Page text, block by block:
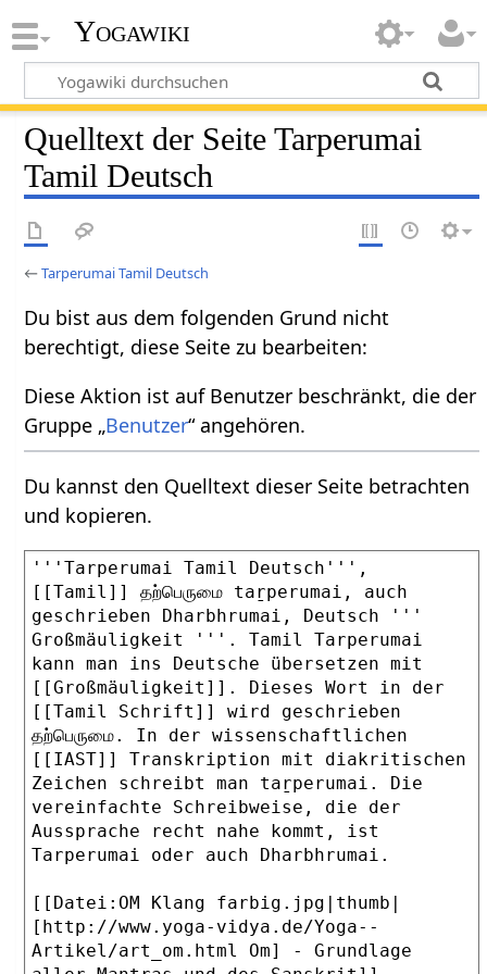
Yogawiki
Quelltext der Seite Tarperumai
Tamil Deutsch
←Tarperumai Tamil Deutsch
Du bist aus dem folgenden Grund nicht
berechtigt, diese Seite zu bearbeiten:
Diese Aktion ist auf Benutzer beschränkt, die der
Gruppe „Benutzer“ angehören.
Du kannst den Quelltext dieser Seite betrachten
und kopieren.